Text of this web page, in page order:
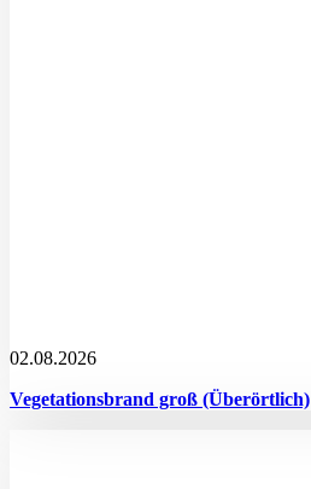
02.08.2026
Vegetationsbrand groß (Überörtlich)